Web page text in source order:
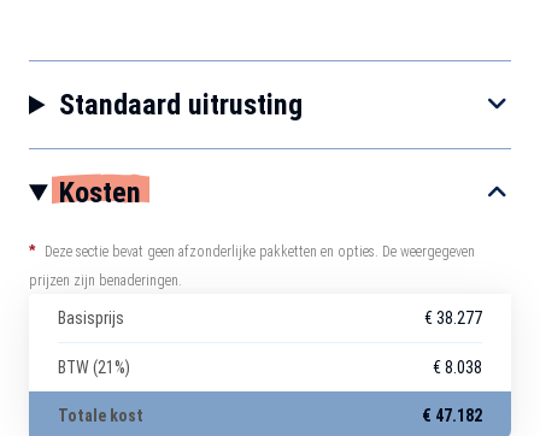
Standaard uitrusting
Kosten
*
Deze sectie bevat geen afzonderlijke pakketten en opties. De weergegeven
prijzen zijn benaderingen.
Basisprijs € 38.277
BTW (21%) € 8.038
Totale kost € 47.182